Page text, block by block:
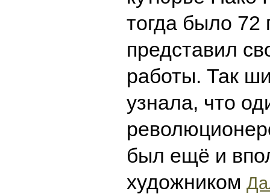
тогда было 72
представил
работы. Так
узнала, что
был ещё и
художником